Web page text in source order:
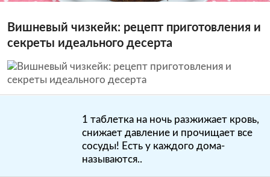
Вишневый чизкейк: рецепт приготовления и
секреты идеального десерта
1 таблетка на ночь разжижает кровь,
снижает давление и прочищает все
сосуды! Есть у каждого дома-
называются..